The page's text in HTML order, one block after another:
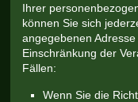
Ihrer
können Sie sich
angegebenen
Einschränkung der
Fällen:
Wenn Sie die